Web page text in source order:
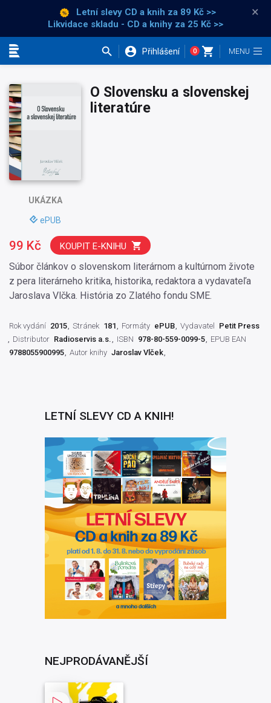
Letní slevy CD a knih za 89 Kč >>
Likvidace skladu - CD a knihy za 25 Kč >>
×
Přihlášení 0
UKÁZKA
ePUB
O Slovensku a slovenskej
literatúre
Súbor článkov o slovenskom literárnom a kultúrnom živote
z pera literárneho kritika, historika, redaktora a vydavateľa
Jaroslava Vlčka. História zo Zlatého fondu SME.
99 Kč KOUPIT E-KNIHU
Rok vydání 2015 Stránek 181 Formáty ePUB Vydavatel
Petit Press
Distributor Radioservis a.s. ISBN 978-80-559-0099-5
EPUB EAN
9788055900995 Autor knihy Jaroslav Vlček
LETNÍ SLEVY CD A KNIH!
NEJPRODÁVANĚJŠÍ